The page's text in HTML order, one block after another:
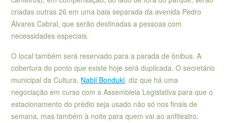
criadas outras 26 em uma baia separada da avenida Pedro
Álvares Cabral, que serão destinadas a pessoas com
necessidades especiais.
O local também será reservado para a parada de ônibus. A
cobertura do ponto que existe hoje será duplicada. O secretário
municipal da Cultura, Nabil Bonduki, diz que há uma
negociação em curso com a Assembleia Legislativa para que o
estacionamento do prédio seja usado não só nos finais de
semana, mas também à noite para quem vai ao anfiteatro.